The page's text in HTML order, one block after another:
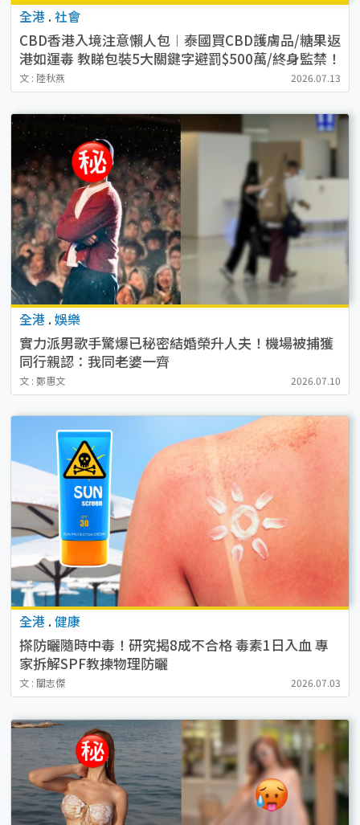
全港 . 社會
CBD香港入境注意懶人包︱泰國買CBD護膚品/糖果返
港如運毒 教睇包裝5大關鍵字避罰$500萬/終身監禁！
文 : 陸秋燕 2026.07.13
全港 . 娛樂
實力派男歌手驚爆已秘密結婚榮升人夫！機場被捕獲
同行親認：我同老婆一齊
文 : 鄭惠文 2026.07.10
全港 . 健康
搽防曬隨時中毒！研究揭8成不合格 毒素1日入血 專
家拆解SPF教揀物理防曬
文 : 關志傑 2026.07.03